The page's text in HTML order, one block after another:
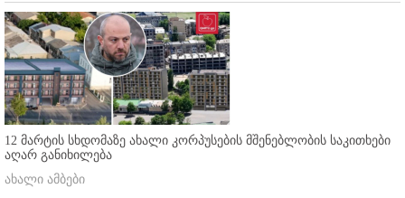
12 მარტის სხდომაზე ახალი კორპუსების მშენებლობის საკითხები
აღარ განიხილება
ახალი ამბები